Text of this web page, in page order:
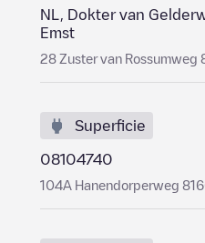
NL, Dokter van
Emst
28 Zuster van Rossumweg
Superficie
08104740
104A Hanendorperweg